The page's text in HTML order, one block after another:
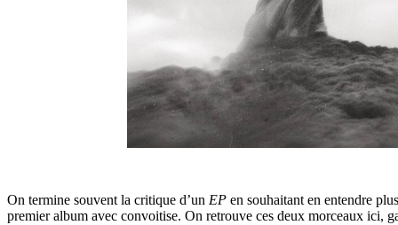
On termine souvent la critique d’un EP en souhaitant en entendre
premier album avec convoitise. On retrouve ces deux morceaux ici,